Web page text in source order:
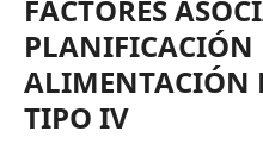
FACTORES
PLANIFICACIÓN
ALIMENTACIÓN
TIPO IV